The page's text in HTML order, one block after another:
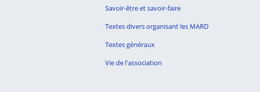
Savoir-être et savoir-faire
Textes divers organisant les MARD
Textes généraux
Vie de l'association